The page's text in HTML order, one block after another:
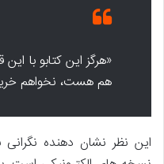
«هرگز این کتابو با
هم هست، نخواهم
این نظر نشان دهنده